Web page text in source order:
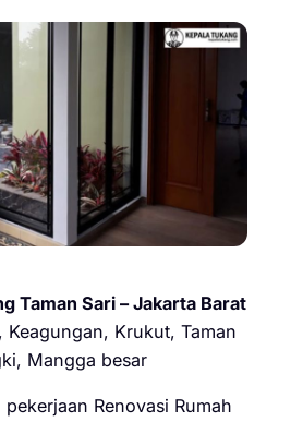
Taman Sari – Jakarta Barat
Keagungan, Krukut, Taman
Mangga besar
Renovasi Rumah